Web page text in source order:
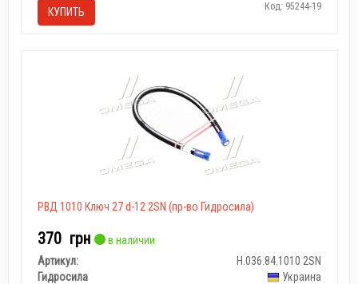
КУПИТЬ Код: 95244-19
РВД 1010 Ключ 27 d-12 2SN (пр-во Гидросила)
370 грн
в наличии
Артикул:
Н.036.84.1010 2SN
Гидросила
Украина